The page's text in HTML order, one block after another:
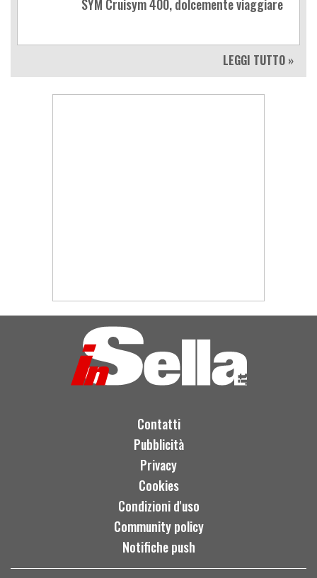
SYM Cruisym 400, dolcemente viaggiare
LEGGI TUTTO »
Contatti
Pubblicità
Privacy
Cookies
Condizioni d'uso
Community policy
Notifiche push